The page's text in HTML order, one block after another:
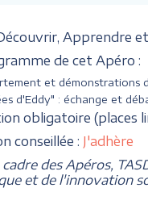
Apprendre
de cet Apéro :
et démonstrations
d'Eddy" : échange et
obligatoire (places
conseillée : J'adhère
cadre des Apéros,
et de l'innovation